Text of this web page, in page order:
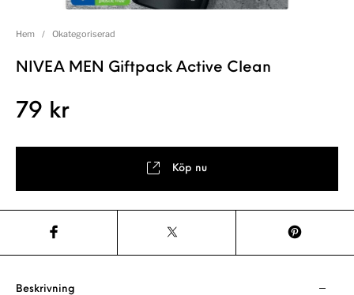
Hem / Okategoriserad
NIVEA MEN Giftpack Active Clean
79 kr
Köp nu
Beskrivning